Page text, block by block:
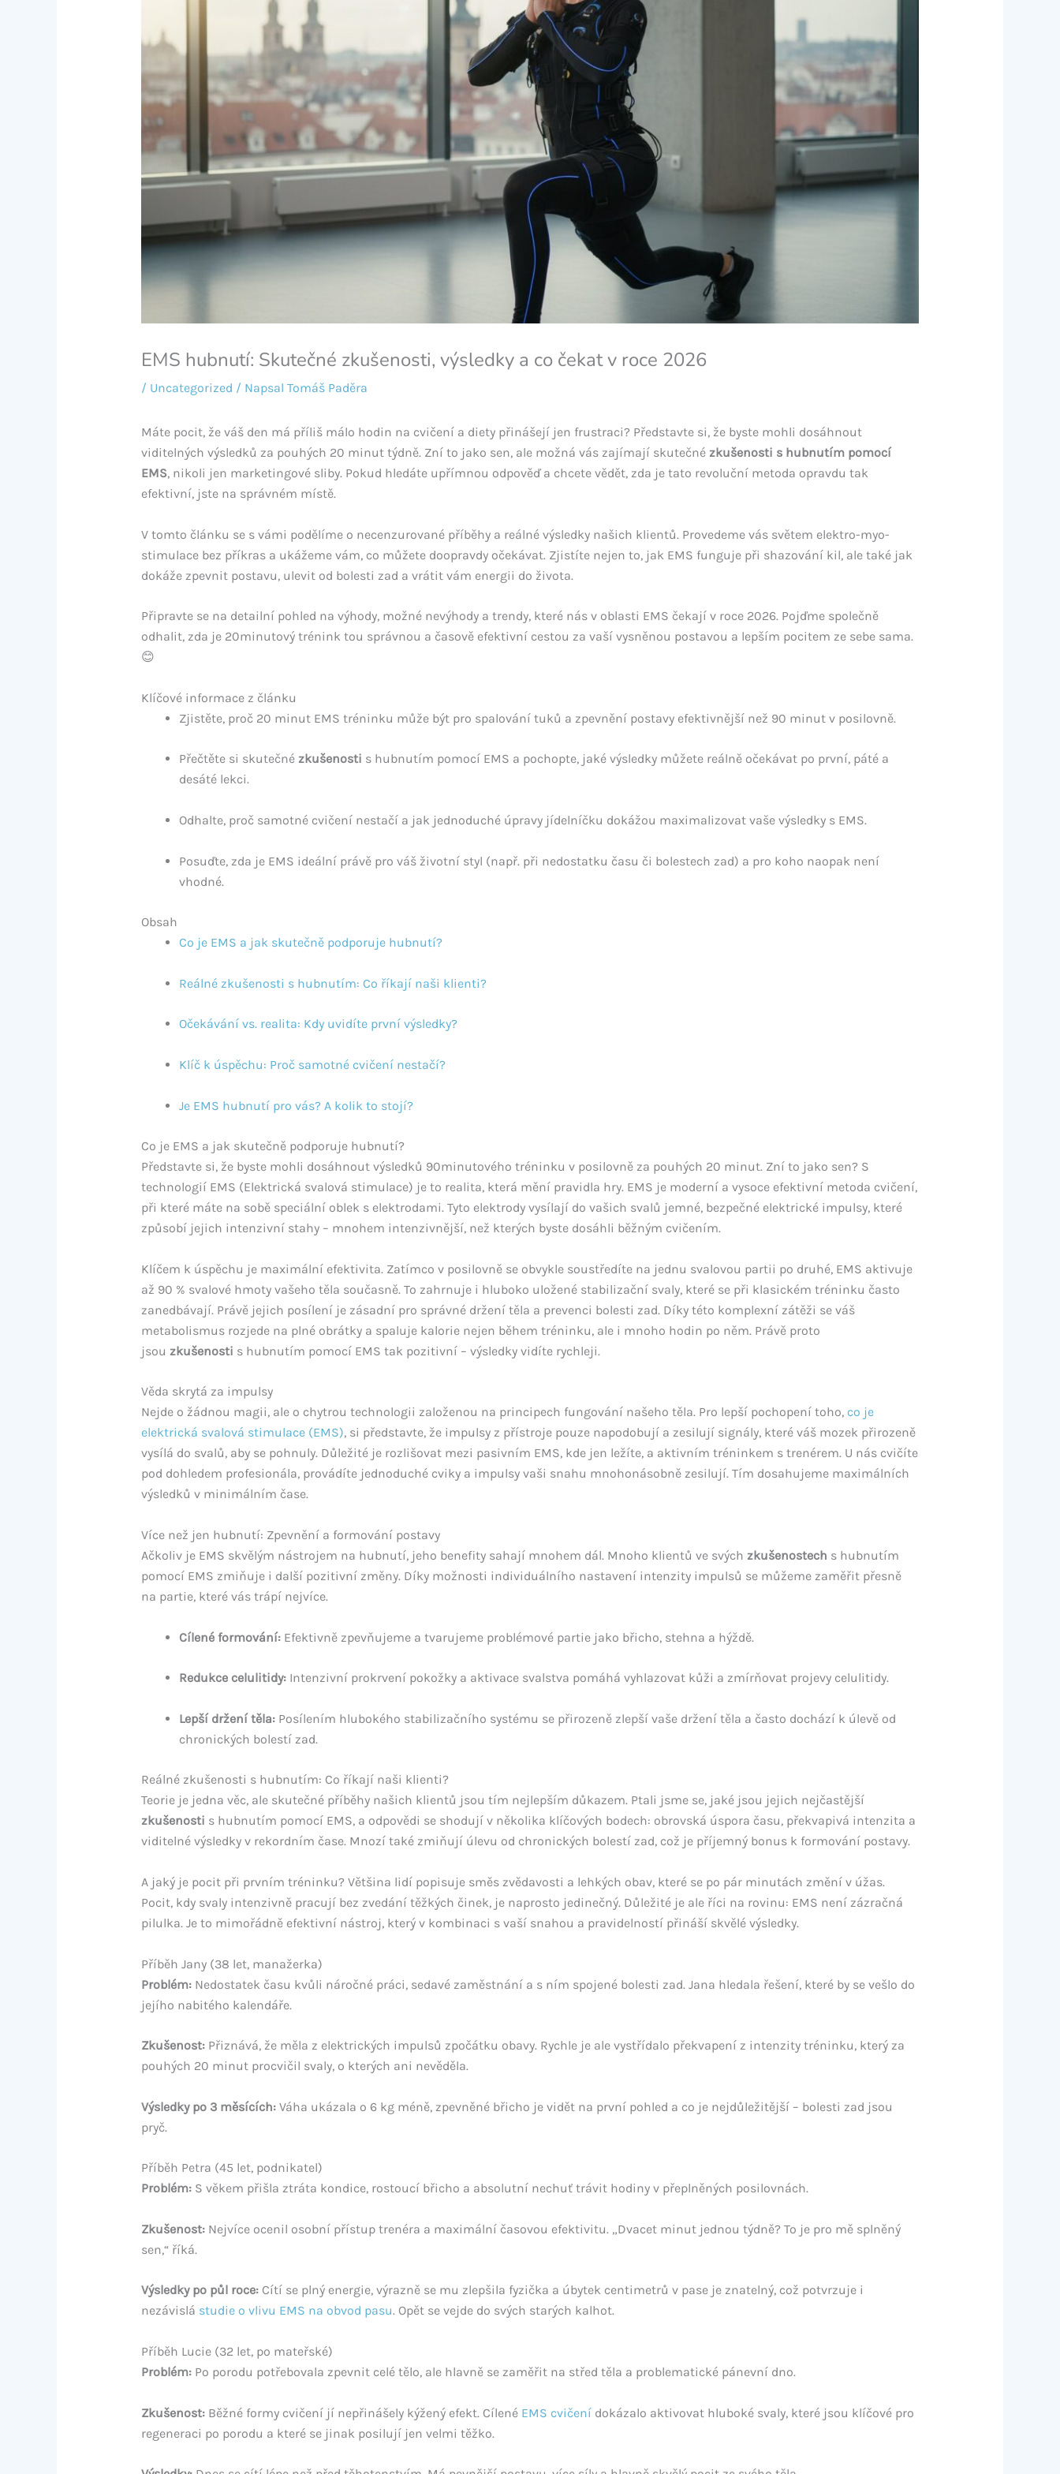
EMS hubnutí: Skutečné zkušenosti, výsledky a co čekat v roce 2026
/ Uncategorized / Napsal Tomáš Paděra
Máte pocit, že váš den má příliš málo hodin na cvičení a diety přinášejí jen frustraci? Představte si, že byste mohli dosáhnout
viditelných výsledků za pouhých 20 minut týdně. Zní to jako sen, ale možná vás zajímají skutečné zkušenosti s hubnutím pomocí
EMS, nikoli jen marketingové sliby. Pokud hledáte upřímnou odpověď a chcete vědět, zda je tato revoluční metoda opravdu tak
efektivní, jste na správném místě.
V tomto článku se s vámi podělíme o necenzurované příběhy a reálné výsledky našich klientů. Provedeme vás světem elektro-myo-
stimulace bez příkras a ukážeme vám, co můžete doopravdy očekávat. Zjistíte nejen to, jak EMS funguje při shazování kil, ale také jak
dokáže zpevnit postavu, ulevit od bolesti zad a vrátit vám energii do života.
Připravte se na detailní pohled na výhody, možné nevýhody a trendy, které nás v oblasti EMS čekají v roce 2026. Pojďme společně
odhalit, zda je 20minutový trénink tou správnou a časově efektivní cestou za vaší vysněnou postavou a lepším pocitem ze sebe sama.
😊
Klíčové informace z článku
Zjistěte, proč 20 minut EMS tréninku může být pro spalování tuků a zpevnění postavy efektivnější než 90 minut v posilovně.
Přečtěte si skutečné zkušenosti s hubnutím pomocí EMS a pochopte, jaké výsledky můžete reálně očekávat po první, páté a
desáté lekci.
Odhalte, proč samotné cvičení nestačí a jak jednoduché úpravy jídelníčku dokážou maximalizovat vaše výsledky s EMS.
Posuďte, zda je EMS ideální právě pro váš životní styl (např. při nedostatku času či bolestech zad) a pro koho naopak není
vhodné.
Obsah
Co je EMS a jak skutečně podporuje hubnutí?
Reálné zkušenosti s hubnutím: Co říkají naši klienti?
Očekávání vs. realita: Kdy uvidíte první výsledky?
Klíč k úspěchu: Proč samotné cvičení nestačí?
Je EMS hubnutí pro vás? A kolik to stojí?
Co je EMS a jak skutečně podporuje hubnutí?
Představte si, že byste mohli dosáhnout výsledků 90minutového tréninku v posilovně za pouhých 20 minut. Zní to jako sen? S
technologií EMS (Elektrická svalová stimulace) je to realita, která mění pravidla hry. EMS je moderní a vysoce efektivní metoda cvičení,
při které máte na sobě speciální oblek s elektrodami. Tyto elektrody vysílají do vašich svalů jemné, bezpečné elektrické impulsy, které
způsobí jejich intenzivní stahy – mnohem intenzivnější, než kterých byste dosáhli běžným cvičením.
Klíčem k úspěchu je maximální efektivita. Zatímco v posilovně se obvykle soustředíte na jednu svalovou partii po druhé, EMS aktivuje
až 90 % svalové hmoty vašeho těla současně. To zahrnuje i hluboko uložené stabilizační svaly, které se při klasickém tréninku často
zanedbávají. Právě jejich posílení je zásadní pro správné držení těla a prevenci bolesti zad. Díky této komplexní zátěži se váš
metabolismus rozjede na plné obrátky a spaluje kalorie nejen během tréninku, ale i mnoho hodin po něm. Právě proto
jsou zkušenosti s hubnutím pomocí EMS tak pozitivní – výsledky vidíte rychleji.
Věda skrytá za impulsy
Nejde o žádnou magii, ale o chytrou technologii založenou na principech fungování našeho těla. Pro lepší pochopení toho, co je
elektrická svalová stimulace (EMS), si představte, že impulsy z přístroje pouze napodobují a zesilují signály, které váš mozek přirozeně
vysílá do svalů, aby se pohnuly. Důležité je rozlišovat mezi pasivním EMS, kde jen ležíte, a aktivním tréninkem s trenérem. U nás cvičíte
pod dohledem profesionála, provádíte jednoduché cviky a impulsy vaši snahu mnohonásobně zesilují. Tím dosahujeme maximálních
výsledků v minimálním čase.
Více než jen hubnutí: Zpevnění a formování postavy
Ačkoliv je EMS skvělým nástrojem na hubnutí, jeho benefity sahají mnohem dál. Mnoho klientů ve svých zkušenostech s hubnutím
pomocí EMS zmiňuje i další pozitivní změny. Díky možnosti individuálního nastavení intenzity impulsů se můžeme zaměřit přesně
na partie, které vás trápí nejvíce.
Cílené formování:Efektivně zpevňujeme a tvarujeme problémové partie jako břicho, stehna a hýždě.
Redukce celulitidy:Intenzivní prokrvení pokožky a aktivace svalstva pomáhá vyhlazovat kůži a zmírňovat projevy celulitidy.
Lepší držení těla:Posílením hlubokého stabilizačního systému se přirozeně zlepší vaše držení těla a často dochází k úlevě od
chronických bolestí zad.
Reálné zkušenosti s hubnutím: Co říkají naši klienti?
Teorie je jedna věc, ale skutečné příběhy našich klientů jsou tím nejlepším důkazem. Ptali jsme se, jaké jsou jejich nejčastější
zkušenosti s hubnutím pomocí EMS, a odpovědi se shodují v několika klíčových bodech: obrovská úspora času, překvapivá intenzita a
viditelné výsledky v rekordním čase. Mnozí také zmiňují úlevu od chronických bolestí zad, což je příjemný bonus k formování postavy.
A jaký je pocit při prvním tréninku? Většina lidí popisuje směs zvědavosti a lehkých obav, které se po pár minutách změní v úžas.
Pocit, kdy svaly intenzivně pracují bez zvedání těžkých činek, je naprosto jedinečný. Důležité je ale říci na rovinu: EMS není zázračná
pilulka. Je to mimořádně efektivní nástroj, který v kombinaci s vaší snahou a pravidelností přináší skvělé výsledky.
Příběh Jany (38 let, manažerka)
Problém:Nedostatek času kvůli náročné práci, sedavé zaměstnání a s ním spojené bolesti zad. Jana hledala řešení, které by se vešlo do
jejího nabitého kalendáře.
Zkušenost:Přiznává, že měla z elektrických impulsů zpočátku obavy. Rychle je ale vystřídalo překvapení z intenzity tréninku, který za
pouhých 20 minut procvičil svaly, o kterých ani nevěděla.
Výsledky po 3 měsících:Váha ukázala o 6 kg méně, zpevněné břicho je vidět na první pohled a co je nejdůležitější – bolesti zad jsou
pryč.
Příběh Petra (45 let, podnikatel)
Problém:S věkem přišla ztráta kondice, rostoucí břicho a absolutní nechuť trávit hodiny v přeplněných posilovnách.
Zkušenost:Nejvíce ocenil osobní přístup trenéra a maximální časovou efektivitu. „Dvacet minut jednou týdně? To je pro mě splněný
sen,“ říká.
Výsledky po půl roce:Cítí se plný energie, výrazně se mu zlepšila fyzička a úbytek centimetrů v pase je znatelný, což potvrzuje i
nezávislá studie o vlivu EMS na obvod pasu. Opět se vejde do svých starých kalhot.
Příběh Lucie (32 let, po mateřské)
Problém:Po porodu potřebovala zpevnit celé tělo, ale hlavně se zaměřit na střed těla a problematické pánevní dno.
Zkušenost:Běžné formy cvičení jí nepřinášely kýžený efekt. Cílené EMS cvičenídokázalo aktivovat hluboké svaly, které jsou klíčové pro
regeneraci po porodu a které se jinak posilují jen velmi těžko.